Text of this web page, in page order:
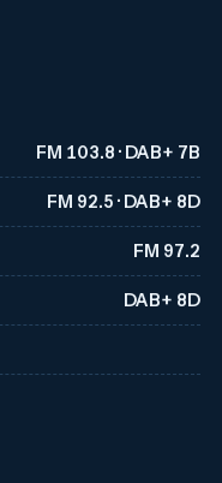
FM 103.8 · DAB+ 7B
FM 92.5 · DAB+ 8D
FM 97.2
DAB+ 8D